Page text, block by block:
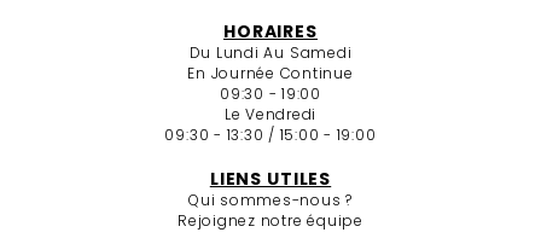
HORAIRES
Du Lundi Au Samedi
En Journée Continue
09:30 - 19:00
Le Vendredi
09:30 - 13:30 / 15:00 - 19:00
LIENS UTILES
Qui sommes-nous ?
Rejoignez notre équipe